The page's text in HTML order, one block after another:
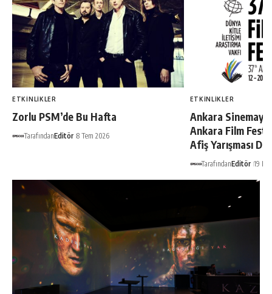
ETKINLIKLER
Zorlu PSM’de Bu Hafta
TarafındanEditör 8 Tem 2026
ETKINLIKLER
Ankara Sinemaya
Ankara Film
Afiş Yarışması
TarafındanEditör 19